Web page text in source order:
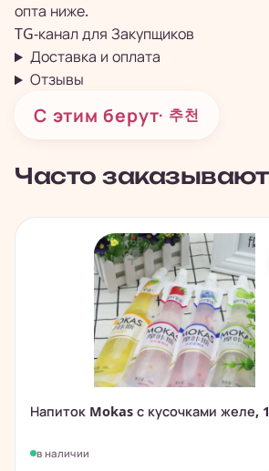
опта ниже.
TG-канал для Закупщиков
Доставка и оплата
Отзывы
С этим берут· 추천
Часто
Напиток Mokas с кусочками желе,
в наличии